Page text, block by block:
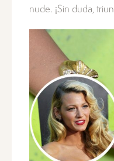
nude. ¡Sin duda,